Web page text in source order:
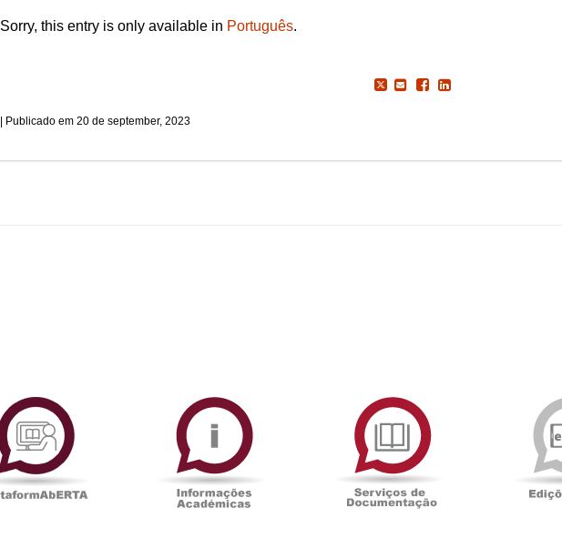
Sorry, this entry is only available in Português.
20 de september, 2023
PlataformAberta
Académicas
Documentação